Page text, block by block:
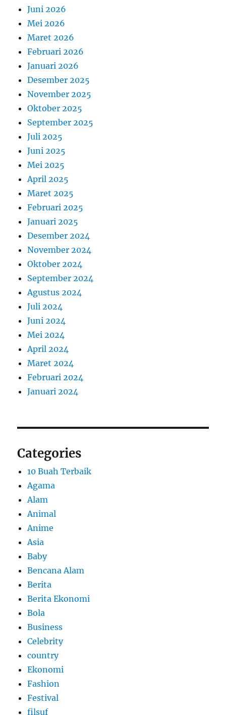
Juni 2026
Mei 2026
Maret 2026
Februari 2026
Januari 2026
Desember 2025
November 2025
Oktober 2025
September 2025
Juli 2025
Juni 2025
Mei 2025
April 2025
Maret 2025
Februari 2025
Januari 2025
Desember 2024
November 2024
Oktober 2024
September 2024
Agustus 2024
Juli 2024
Juni 2024
Mei 2024
April 2024
Maret 2024
Februari 2024
Januari 2024
Categories
10 Buah Terbaik
Agama
Alam
Animal
Anime
Asia
Baby
Bencana Alam
Berita
Berita Ekonomi
Bola
Business
Celebrity
country
Ekonomi
Fashion
Festival
filsuf